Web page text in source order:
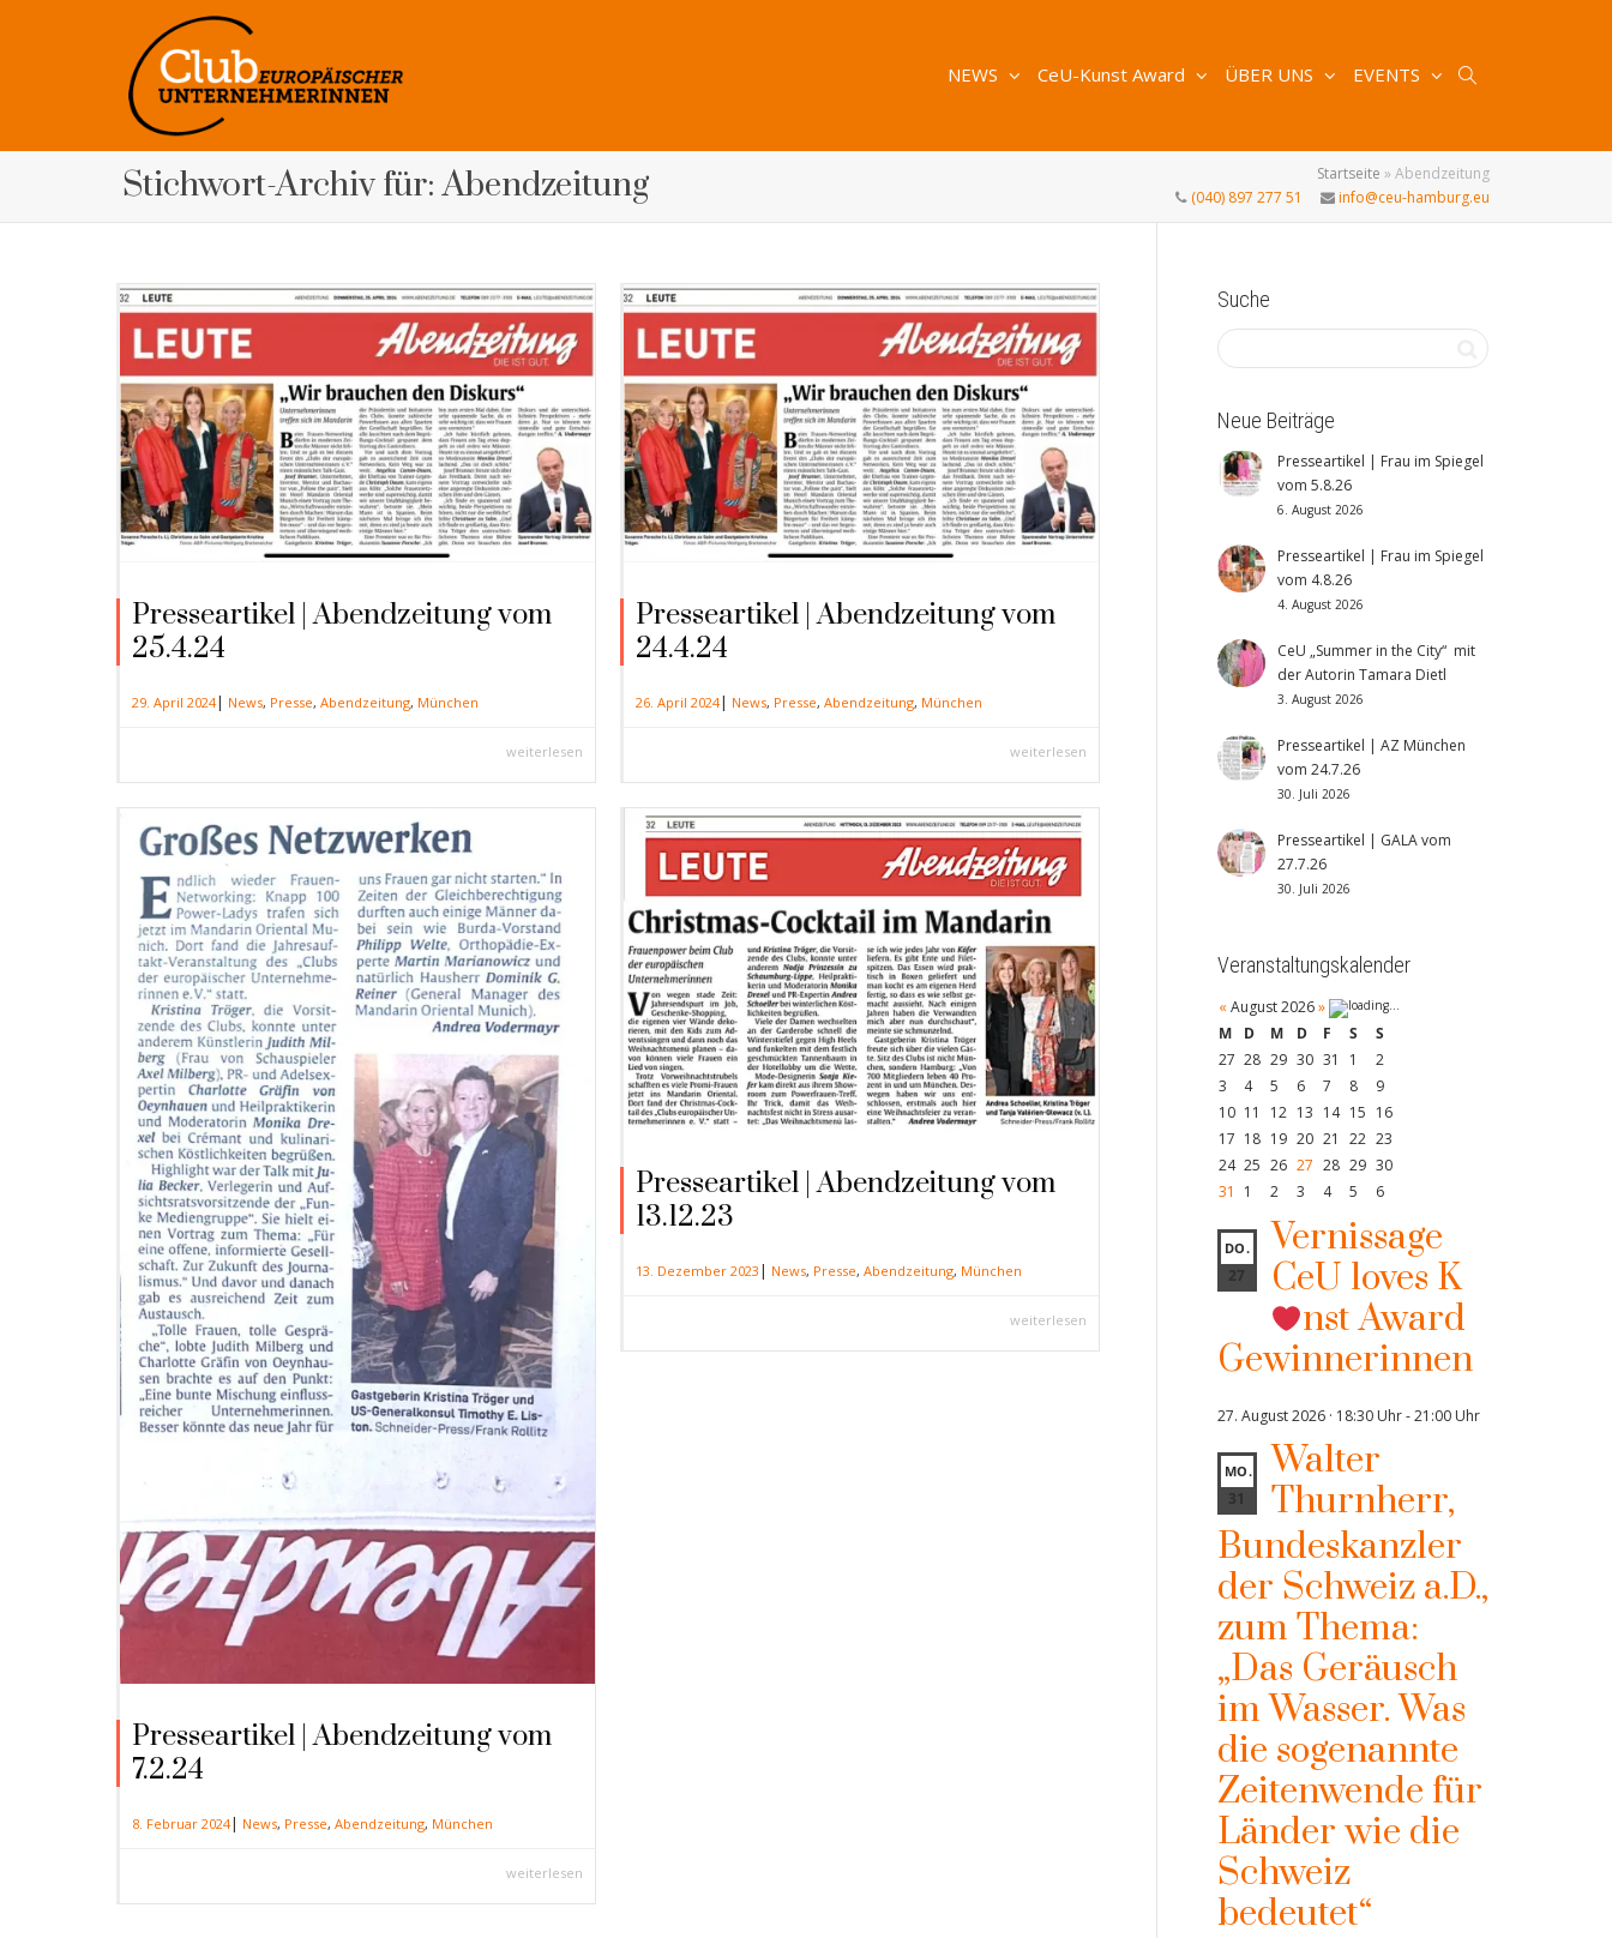
NEWS CeU-Kunst Award ÜBER UNS EVENTS
Stichwort-Archiv für: Abendzeitung Startseite » Abendzeitung
(040) 897 277 51
info@ceu-hamburg.eu
Presseartikel | Abendzeitung vom
25.4.24
29. April 2024| News, Presse, Abendzeitung, München
weiterlesen
Presseartikel | Abendzeitung vom
24.4.24
26. April 2024| News, Presse, Abendzeitung, München
weiterlesen
Presseartikel | Abendzeitung vom
7.2.24
8. Februar 2024| News, Presse, Abendzeitung, München
weiterlesen
Presseartikel | Abendzeitung vom
13.12.23
13. Dezember 2023 | News, Presse, Abendzeitung, München
weiterlesen
Suche
Neue Beiträge
Presseartikel | Frau im Spiegel
vom 5.8.26
6. August 2026
Presseartikel | Frau im Spiegel
vom 4.8.26
4. August 2026
CeU „Summer in the City“ mit
der Autorin Tamara Dietl
3. August 2026
Presseartikel | AZ München
vom 24.7.26
30. Juli 2026
Presseartikel | GALA vom
27.7.26
30. Juli 2026
Veranstaltungskalender
« August 2026 »
M
D M D F S
S
27 28 29 30 31 1
2
3
4 5 6 7 8
9
10 11 12 13 14 15 16
17 18 19 20 21 22 23
24 25 26 27 28 29 30
31
1 2 3 4 5 6
DO.
27
Vernissage
CeU loves K
nst Award
Gewinnerinnen
27. August 2026 · 18:30 Uhr-21:00 Uhr
MO.
31
Walter
Thurnherr,
Bundeskanzler
der Schweiz a.D.,
zum Thema:
„Das Geräusch
im Wasser. Was
die sogenannte
Zeitenwende für
Länder wie die
Schweiz
bedeutet“